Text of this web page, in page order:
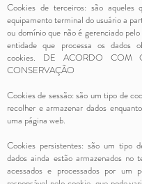
Cookies de terceiros: são aqueles
equipamento terminal do usuário a
ou domínio que não é gerenciado
entidade que processa os dados
cookies. DE ACORDO COM
CONSERVAÇÃO
Cookies de sessão: são um tipo de
recolher e armazenar dados
uma página web.
Cookies persistentes: são um tipo
dados ainda estão armazenados no
acessados e processados por um